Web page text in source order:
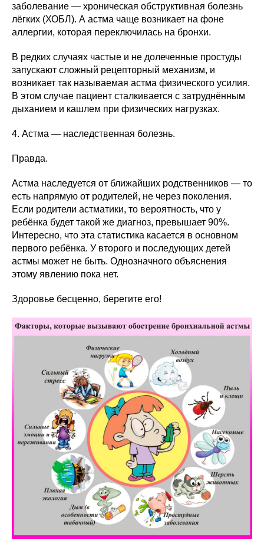
заболевание — хроническая обструктивная болезнь
лёгких (ХОБЛ). А астма чаще возникает на фоне
аллергии, которая переключилась на бронхи.
В редких случаях частые и не долеченные простуды
запускают сложный рецепторный механизм, и
возникает так называемая астма физического усилия.
В этом случае пациент сталкивается с затруднённым
дыханием и кашлем при физических нагрузках.
4. Астма — наследственная болезнь.
Правда.
Астма наследуется от ближайших родственников — то
есть напрямую от родителей, не через поколения.
Если родители астматики, то вероятность, что у
ребёнка будет такой же диагноз, превышает 90%.
Интересно, что эта статистика касается в основном
первого ребёнка. У второго и последующих детей
астмы может не быть. Однозначного объяснения
этому явлению пока нет.
Здоровье бесценно, берегите его!